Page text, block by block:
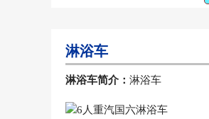
淋浴车
淋浴车简介： 淋浴车